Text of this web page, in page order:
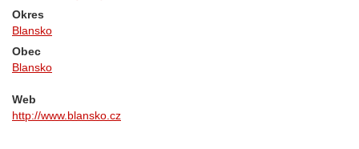
Okres
Blansko
Obec
Blansko
Web
http://www.blansko.cz